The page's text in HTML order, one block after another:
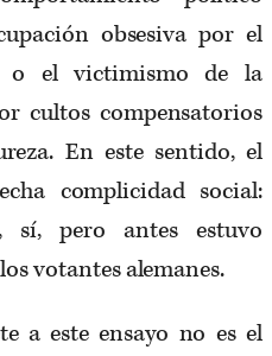
obsesiva por el
o el victimismo de la
cultos compensatorios
En este sentido, el
complicidad social:
sí, pero antes estuvo
votantes alemanes.
a este ensayo no es el